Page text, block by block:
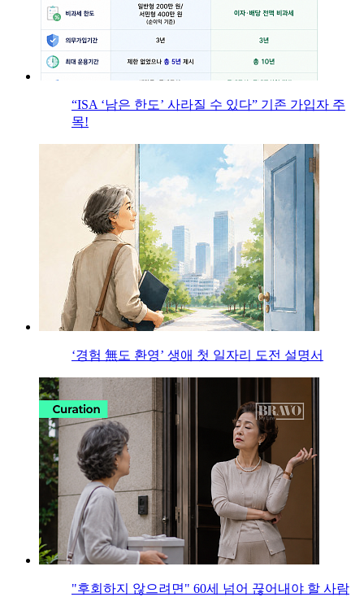
“ISA ‘남은 한도’ 사라질 수 있다” 기존 가입자 주
목!
‘경험 無도 환영’ 생애 첫 일자리 도전 설명서
"후회하지 않으려면" 60세 넘어 끊어내야 할 사람